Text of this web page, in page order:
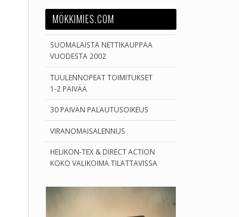
MÖKKIMIES.COM
SUOMALAISTA NETTIKAUPPAA
VUODESTA 2002
TUULENNOPEAT TOIMITUKSET
1-2 PÄIVÄÄ
30 PÄIVÄN PALAUTUSOIKEUS
VIRANOMAISALENNUS
HELIKON-TEX & DIRECT ACTION
KOKO VALIKOIMA TILATTAVISSA